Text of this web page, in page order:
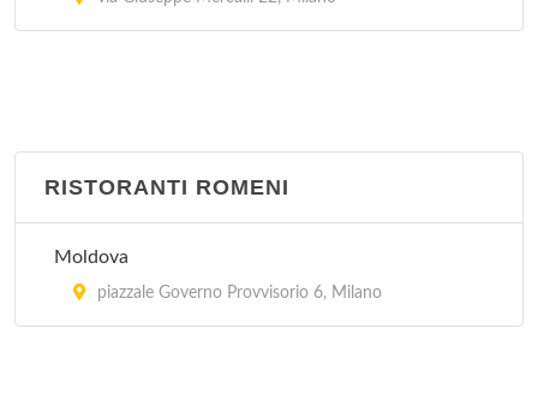
RISTORANTI ROMENI
Moldova
piazzale Governo Provvisorio 6, Milano